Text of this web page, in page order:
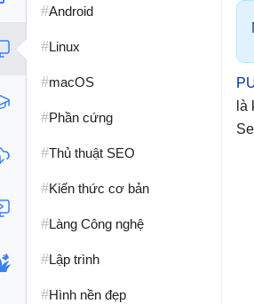
là
#Android
#Linux
#macOS
#Phần cứng
#Thủ thuật SEO
#Kiến thức cơ bản
#Làng Công nghệ
#Lập trình
#Hình nền đẹp